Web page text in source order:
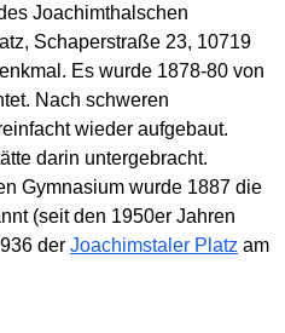
Joachimthalschen
Schaperstraße 23, 10719
Es wurde 1878-80 von
Nach schweren
wieder aufgebaut.
darin untergebracht.
Gymnasium wurde 1887 die
(seit den 1950er Jahren
der Joachimstaler Platz am